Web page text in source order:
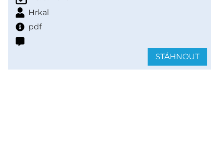
Hrkal
pdf
STÁHNOUT